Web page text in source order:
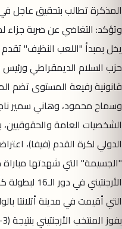
المذكرة تطالب بتحقيق عاجل
وتؤكد: التغاضي عن ضربة جزاء
يخل بمبدأ "اللعب النظيف"
حزب السلام الديمقراطي ورئيس
قانونية رفيعة المستوى تضم
وسماح محمود، وهاني سمير
الشخصيات العامة والحقوقيين،
الدولي لكرة القدم (فيفا)،
"الجسيمة" التي شهدتها
التي أقيمت في مدينة أتلانتا